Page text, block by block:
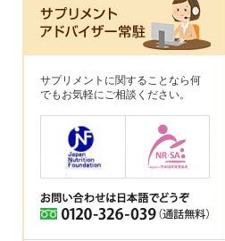
サプリメントに関することなら何
でもお気軽にご相談ください。